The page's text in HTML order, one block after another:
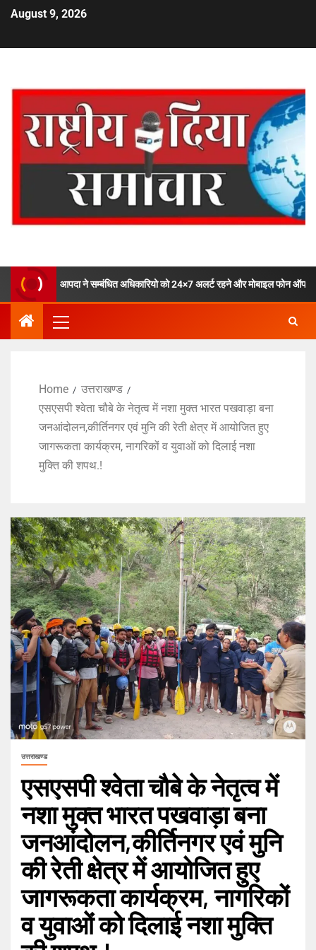
August 9, 2026
ने सम्बंधित अधिकारियो को 24×7 अलर्ट रहने और मोबाइल फोन ऑफ ना करने के दिये
Home
उत्तराखण्ड
एसएसपी श्वेता चौबे के नेतृत्व में नशा मुक्त भारत पखवाड़ा बना
जनआंदोलन,कीर्तिनगर एवं मुनि की रेती क्षेत्र में आयोजित हुए
जागरूकता कार्यक्रम, नागरिकों व युवाओं को दिलाई नशा
मुक्ति की शपथ.!
उत्तराखण्ड
एसएसपी श्वेता चौबे के नेतृत्व में
नशा मुक्त भारत पखवाड़ा बना
जनआंदोलन,कीर्तिनगर एवं मुनि
की रेती क्षेत्र में आयोजित हुए
जागरूकता कार्यक्रम, नागरिकों
व युवाओं को दिलाई नशा मुक्ति